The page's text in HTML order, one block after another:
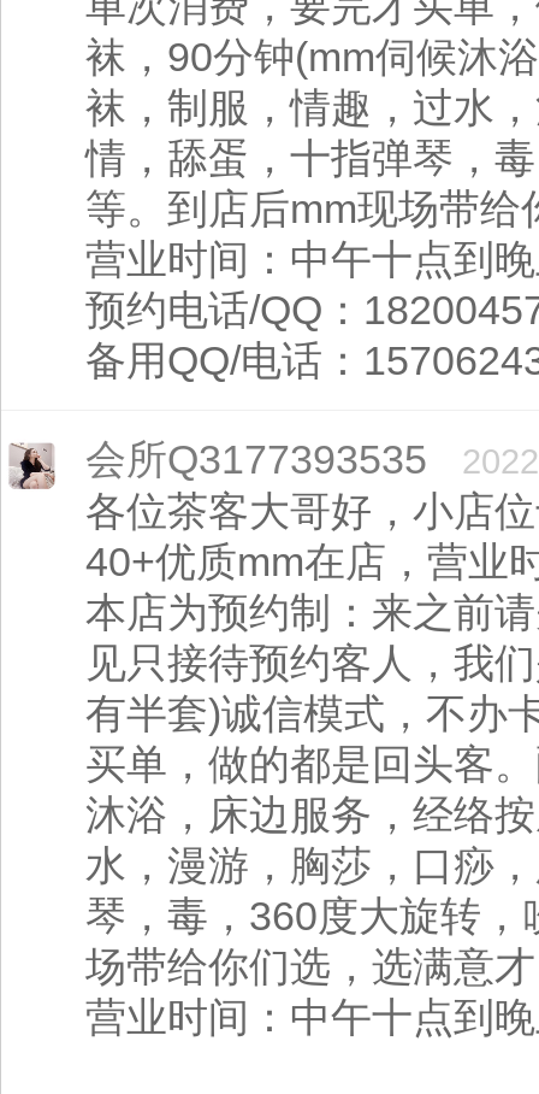
袜，90分钟(mm伺候沐
袜，制服，情趣，过水
情，舔蛋，十指弹琴，
等。到店后mm现场带
营业时间：中午十点到
预约电话/QQ：
备用QQ/电话：
会所Q3177393535
各位茶客大哥好，小店
40+优质mm在店，营业
本店为预约制：来之前
见只接待预约客人，我
有半套)诚信模式，不办
买单，做的都是回头客
沐浴，床边服务，经络
水，漫游，胸莎，口痧
琴，毒，360度大旋转
场带给你们选，选满意
营业时间：中午十点到